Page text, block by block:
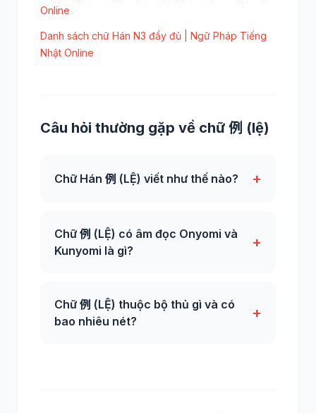
Online
Danh sách chữ Hán N3 đầy đủ | Ngữ Pháp Tiếng
Nhật Online
Câu hỏi thường gặp về chữ 例 (lệ)
Chữ Hán 例 (LỆ) viết như thế nào? +
Chữ 例 (LỆ) có âm đọc Onyomi và
Kunyomi là gì?
+
Chữ 例 (LỆ) thuộc bộ thủ gì và có
bao nhiêu nét?
+